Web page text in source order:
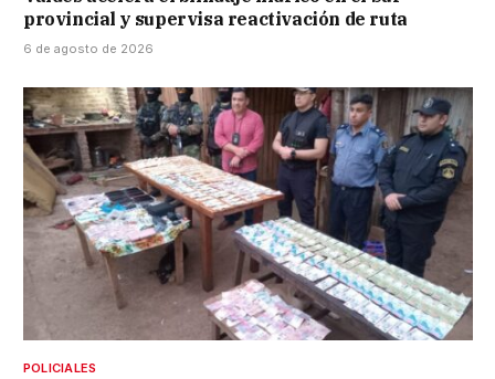
provincial y supervisa reactivación de ruta
6 de agosto de 2026
POLICIALES